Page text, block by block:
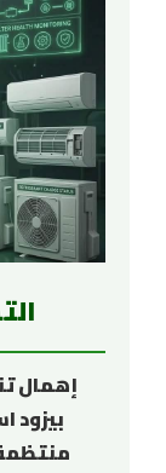
إهمال
بيزود